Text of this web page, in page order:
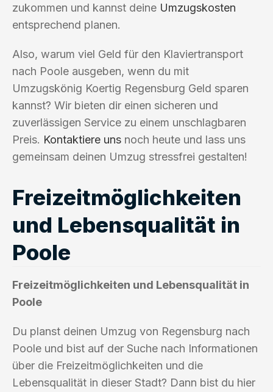
zukommen und kannst deine Umzugskosten
entsprechend planen.
Also, warum viel Geld für den Klaviertransport
nach Poole ausgeben, wenn du mit
Umzugskönig Koertig Regensburg Geld sparen
kannst? Wir bieten dir einen sicheren und
zuverlässigen Service zu einem unschlagbaren
Preis. Kontaktiere uns noch heute und lass uns
gemeinsam deinen Umzug stressfrei gestalten!
Freizeitmöglichkeiten
und Lebensqualität in
Poole
Freizeitmöglichkeiten und Lebensqualität in
Poole
Du planst deinen Umzug von Regensburg nach
Poole und bist auf der Suche nach Informationen
über die Freizeitmöglichkeiten und die
Lebensqualität in dieser Stadt? Dann bist du hier